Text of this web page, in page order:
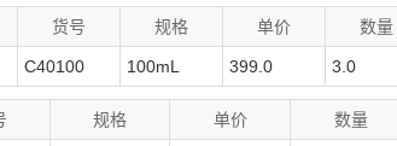
货号 规格 单价 数量
C40100 100mL 399.0 3.0
规格 单价 数量